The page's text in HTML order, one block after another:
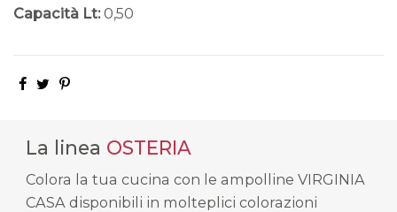
Capacità Lt: 0,50
La linea OSTERIA
Colora la tua cucina con le ampolline VIRGINIA
CASA disponibili in molteplici colorazioni